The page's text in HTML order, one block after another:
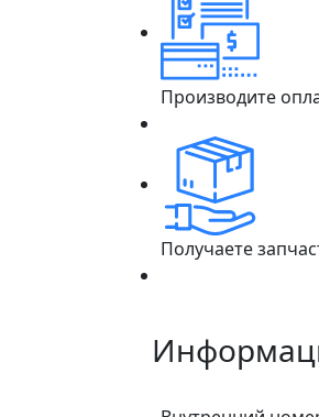
Производите
Получаете